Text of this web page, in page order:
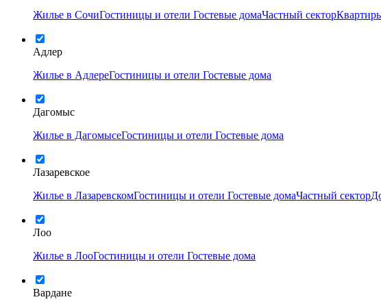
Жилье в СочиГостиницы и отели Гостевые домаЧастный сектор
Адлер
Жилье в АдлереГостиницы и отели Гостевые дома
Дагомыс
Жилье в ДагомысеГостиницы и отели Гостевые дома
Лазаревское
Жилье в ЛазаревскомГостиницы и отели Гостевые домаЧастный сектор
Лоо
Жилье в ЛооГостиницы и отели Гостевые дома
Вардане